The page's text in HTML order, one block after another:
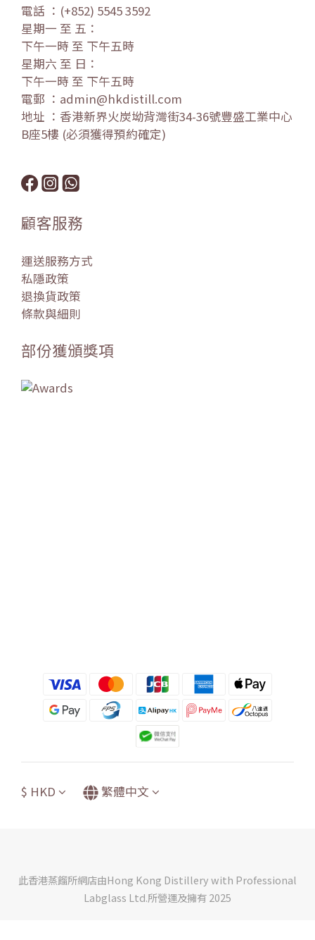
電話 ：(+852) 5545 3592
星期一 至 五：
下午一時 至 下午五時
星期六 至 日：
下午一時 至 下午五時
電郵 ：admin@hkdistill.com
地址 ：香港新界火炭坳背灣街34-36號豐盛工業中心
B座5樓 (必須獲得預約確定)
顧客服務
運送服務方式
私隱政策
退換貨政策
條款與細則
部份獲頒獎項
$ HKD 繁體中文
此香港蒸餾所網店由Hong Kong Distillery with Professional
Labglass Ltd.所營運及擁有 2025